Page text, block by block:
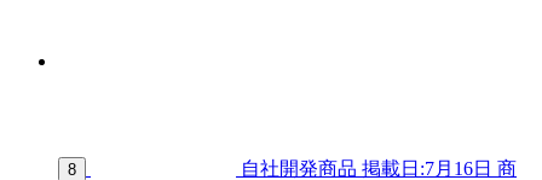
8 自社開発商品 掲載日:7月16日 商